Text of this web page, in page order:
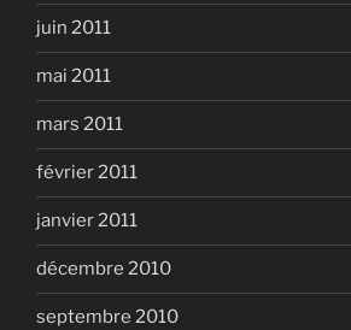
juin 2011
mai 2011
mars 2011
février 2011
janvier 2011
décembre 2010
septembre 2010